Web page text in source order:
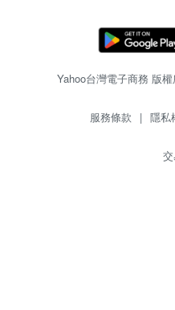
Yahoo台灣電子商務 版
服務條款 | 隱私